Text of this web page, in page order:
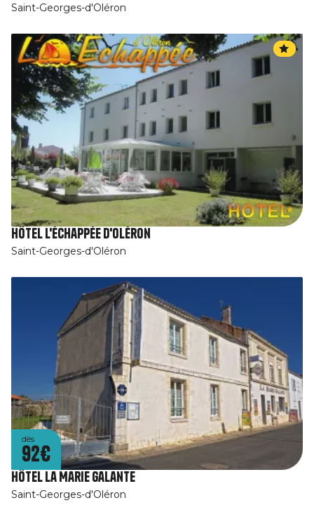
Saint-Georges-d'Oléron
Hôtel L'Échappée d'Oléron
Saint-Georges-d'Oléron
dès
92€
Hôtel La Marie Galante
Saint-Georges-d'Oléron